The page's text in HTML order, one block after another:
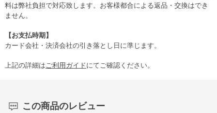
料は弊社負担で対応致します。お客様都合による返品・交換はでき
ません。
【お支払時期】
カード会社・決済会社の引き落とし日に準じます。
上記の詳細はご利用ガイドにてご確認ください。
この商品のレビュー